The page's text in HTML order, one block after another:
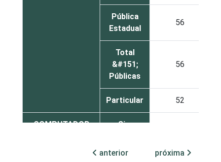
Pública
Estadual
56
Total
&#151;
Públicas
56
Particular 52
COMPUTADOR
Sim
Não 100
anterior próxima